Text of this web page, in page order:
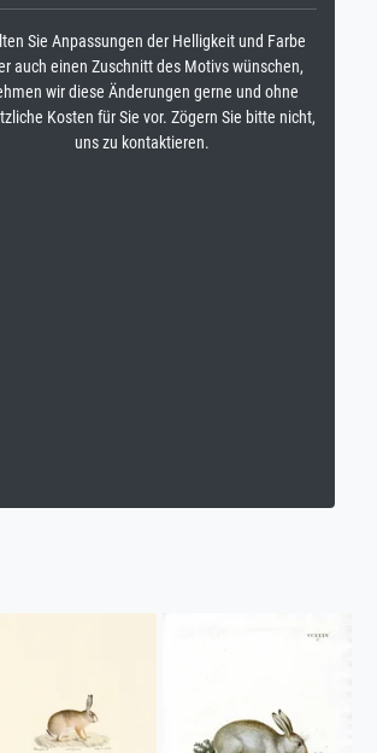
Sie Anpassungen der Helligkeit und Farbe
auch einen Zuschnitt des Motivs wünschen,
wir diese Änderungen gerne und ohne
Kosten für Sie vor. Zögern Sie bitte nicht,
uns zu kontaktieren.